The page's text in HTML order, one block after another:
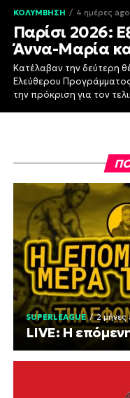
ΚΟΛΥΜΒΗΣΗ 4 ημέρες ago
Παρίσι 2026:
Άννα-Μαρία
Κατέλαβαν την δεύτερη
Ελεύθερου
την πρόκριση για τον
SUPERLEAGUE 2 μήνες
LIVE: Η